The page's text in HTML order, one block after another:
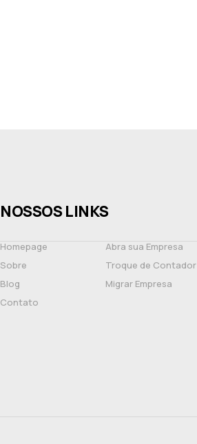
NOSSOS LINKS
Homepage
Sobre
Blog
Contato
Abra sua Empresa
Troque de Contador
Migrar Empresa